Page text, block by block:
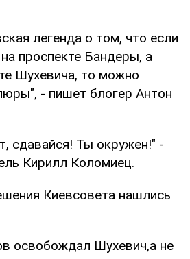
легенда о том, что если
на проспекте Бандеры, а
Шухевича, то можно
- пишет блогер Антон
сдавайся! Ты окружен!" -
Кирилл Коломиец.
Киевсовета нашлись
освобождал Шухевич,а не